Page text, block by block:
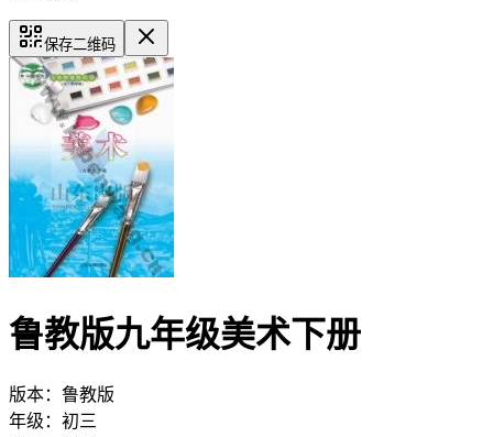
保存二维码
鲁教版九年级美术下册
版本： 鲁教版
年级： 初三